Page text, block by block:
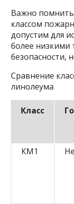
Важно
классом
допустим для
более низкими
безопасности,
Сравнение
линолеума
Класс
КМ1